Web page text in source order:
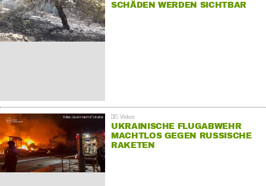
SCHÄDEN WERDEN SICHTBAR
UKRAINISCHE FLUGABWEHR
MACHTLOS GEGEN RUSSISCHE
RAKETEN